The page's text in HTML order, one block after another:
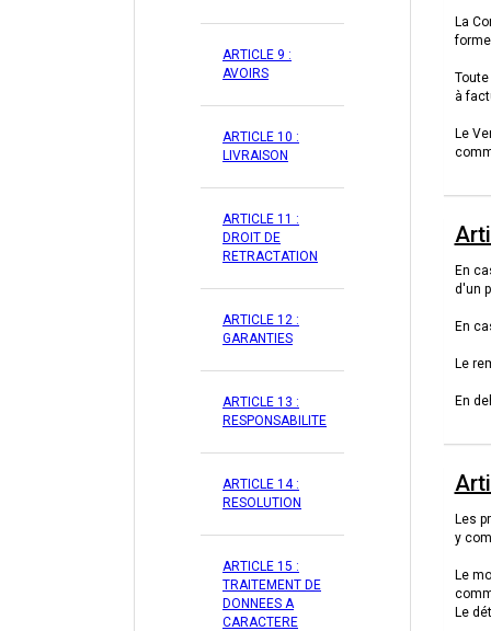
ARTICLE 9 :
AVOIRS
ARTICLE 10 :
LIVRAISON
ARTICLE 11 :
DROIT DE
RETRACTATION
ARTICLE 12 :
GARANTIES
ARTICLE 13 :
RESPONSABILITE
ARTICLE 14 :
RESOLUTION
ARTICLE 15 :
TRAITEMENT DE
DONNEES A
CARACTERE
La
à
Le
En
d'un
En
Le
En
Les
y
Le
Le